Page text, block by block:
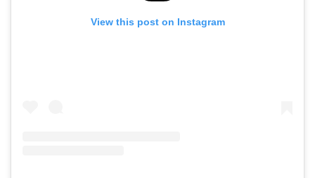
View this post on Instagram